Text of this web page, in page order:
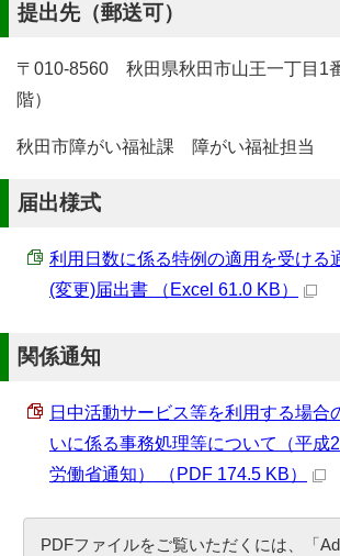
提出先（郵送可）
〒010-8560 秋田県秋田市山王一丁目1
階）
秋田市障がい福祉課 障がい福祉担当
届出様式
利用日数に係る特例の適用を受ける
(変更)届出書 （Excel 61.0 KB）
関係通知
日中活動サービス等を利用する場合
いに係る事務処理等について（平成
労働省通知） （PDF 174.5 KB）
PDFファイルをご覧いただくには、「